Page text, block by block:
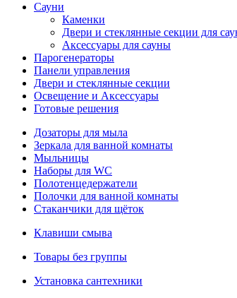
Сауни
Каменки
Двери и стеклянные секции для
Аксессуары для сауны
Парогенераторы
Панели управления
Двери и стеклянные секции
Освещение и Аксессуары
Готовые решения
Дозаторы для мыла
Зеркала для ванной комнаты
Мыльницы
Наборы для WC
Полотенцедержатели
Полочки для ванной комнаты
Стаканчики для щёток
Клавиши смыва
Товары без группы
Установка сантехники